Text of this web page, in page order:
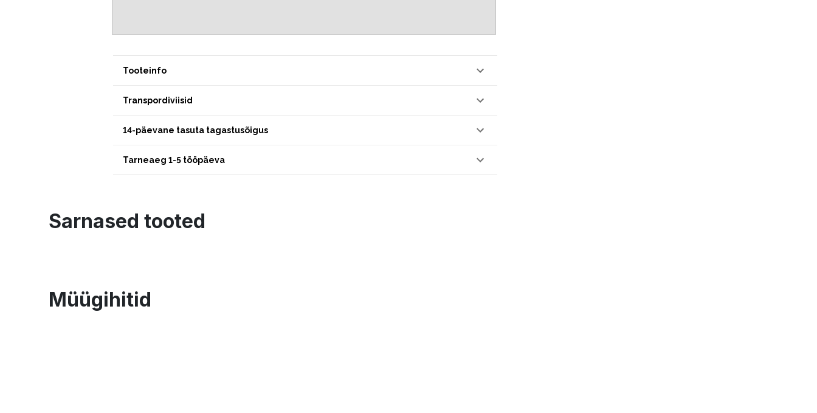
Tooteinfo
Transpordiviisid
14-päevane tasuta tagastusõigus
Tarneaeg 1-5 tööpäeva
Sarnased tooted
Müügihitid